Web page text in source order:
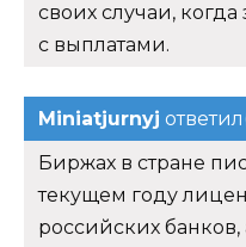
своих случаи,
с выплатами.
Miniatjurnyj
Биржах в стране
текущем году
российских